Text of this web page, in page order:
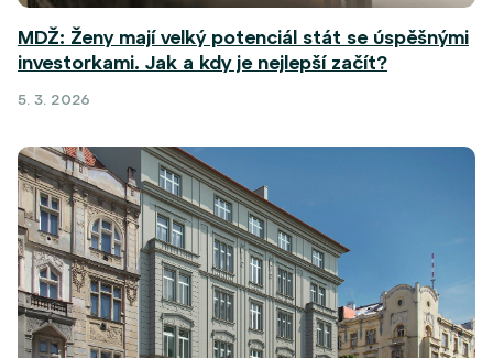
MDŽ: Ženy mají velký potenciál stát se úspěšnými
investorkami. Jak a kdy je nejlepší začít?
5. 3. 2026